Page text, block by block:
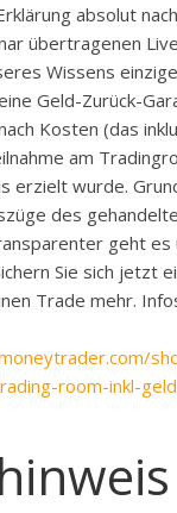
absolut
übertragenen
Wissens
Geld-Zurück-
Kosten (das
am
erzielt wurde.
des
geht es
Sie sich jetzt
Trade mehr.
room-inkl-